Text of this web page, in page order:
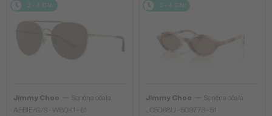
2-4 DNI
Jimmy Choo
Sončna očala
ABBIE/G/S - W8QK1 - 61
2-4 DNI
Jimmy Choo
Sončna očala
JC5068U - 509773 - 51